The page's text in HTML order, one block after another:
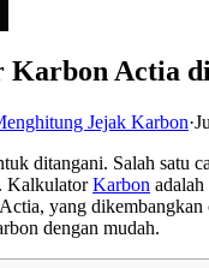
Actia
Jejak Karbon·
ditangani. Salah satu
KalkulatorKarbon
yang
dengan mudah.